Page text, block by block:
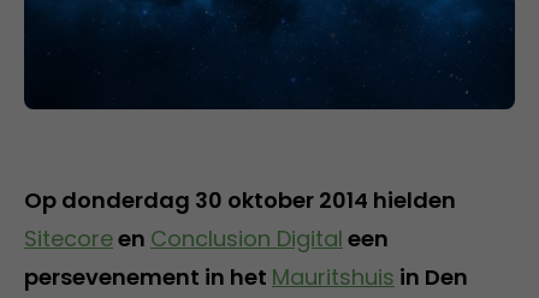
Op donderdag 30 oktober 2014 hielden
Sitecoreen Conclusion Digital een
persevenement in het Mauritshuis in Den